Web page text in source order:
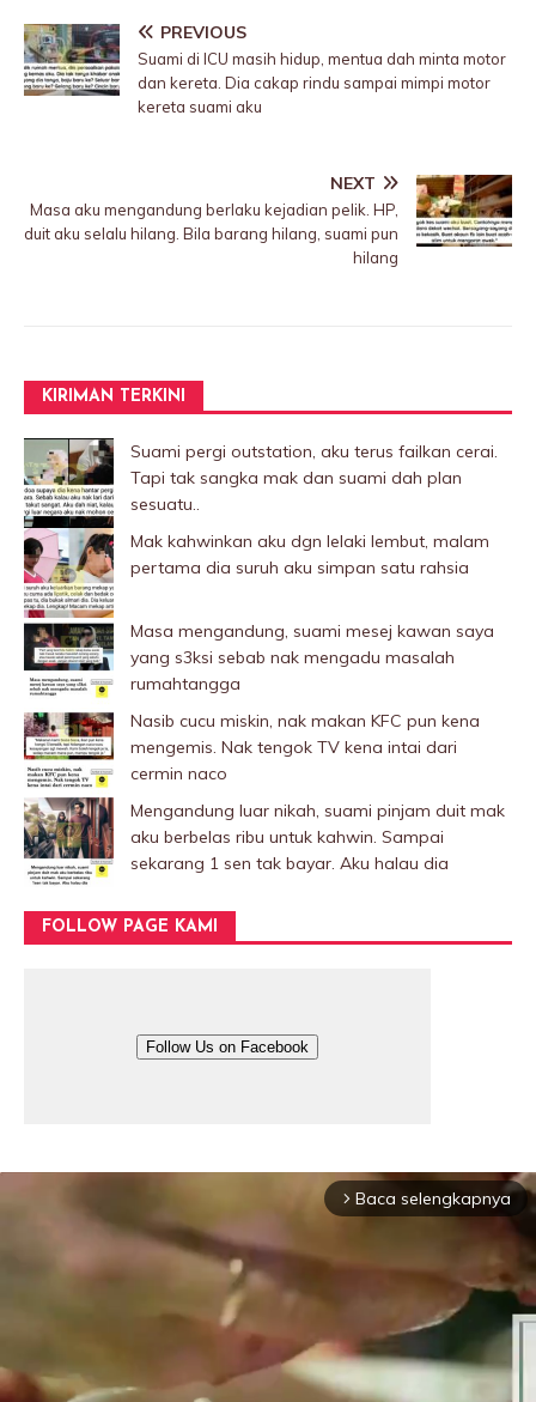
PREVIOUS
Suami di ICU masih hidup, mentua dah minta motor
dan kereta. Dia cakap rindu sampai mimpi motor
kereta suami aku
NEXT
Masa aku mengandung berlaku kejadian pelik. HP,
duit aku selalu hilang. Bila barang hilang, suami pun
hilang
KIRIMAN TERKINI
Suami pergi outstation, aku terus failkan cerai.
Tapi tak sangka mak dan suami dah plan
sesuatu..
Mak kahwinkan aku dgn lelaki Iembut, malam
pertama dia suruh aku simpan satu rahsia
Masa mengandung, suami mesej kawan saya
yang s3ksi sebab nak mengadu masalah
rumahtangga
Nasib cucu miskin, nak makan KFC pun kena
mengemis. Nak tengok TV kena intai dari
cermin naco
Mengandung luar nikah, suami pinjam duit mak
aku berbelas ribu untuk kahwin. Sampai
sekarang 1 sen tak bayar. Aku halau dia
FOLLOW PAGE KAMI
Follow Us on Facebook
arrow_forward_ios Baca selengkapnya